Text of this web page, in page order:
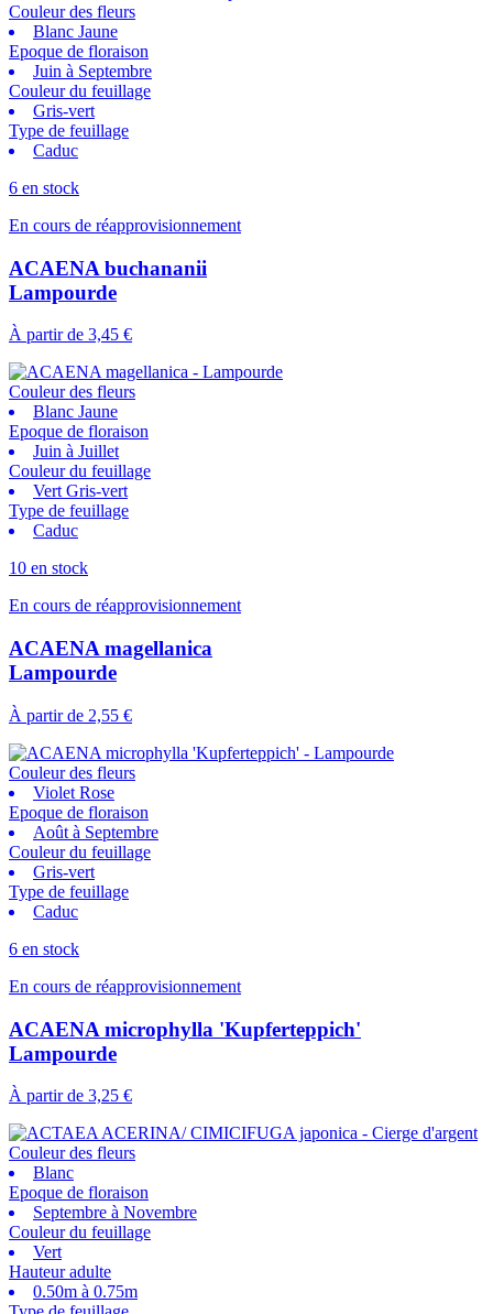
Couleur des fleurs
Blanc Jaune
Epoque de floraison
Juin à Septembre
Couleur du feuillage
Gris-vert
Type de feuillage
Caduc
6 en stock
En cours de réapprovisionnement
ACAENA buchananii
Lampourde
À partir de 3,45 €
Couleur des fleurs
Blanc Jaune
Epoque de floraison
Juin à Juillet
Couleur du feuillage
Vert Gris-vert
Type de feuillage
Caduc
10 en stock
En cours de réapprovisionnement
ACAENA magellanica
Lampourde
À partir de 2,55 €
Couleur des fleurs
Violet Rose
Epoque de floraison
Août à Septembre
Couleur du feuillage
Gris-vert
Type de feuillage
Caduc
6 en stock
En cours de réapprovisionnement
ACAENA microphylla 'Kupferteppich'
Lampourde
À partir de 3,25 €
Couleur des fleurs
Blanc
Epoque de floraison
Septembre à Novembre
Couleur du feuillage
Vert
Hauteur adulte
0.50m à 0.75m